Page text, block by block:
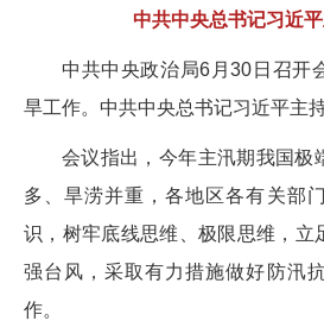
中共中央总书记习近
中共中央政治局6月30日召开
旱工作。中共中央总书记习近平主持
会议指出，今年主汛期我国极
多、旱涝并重，各地区各有关部
识，树牢底线思维、极限思维，立
强台风，采取有力措施做好防汛
作。